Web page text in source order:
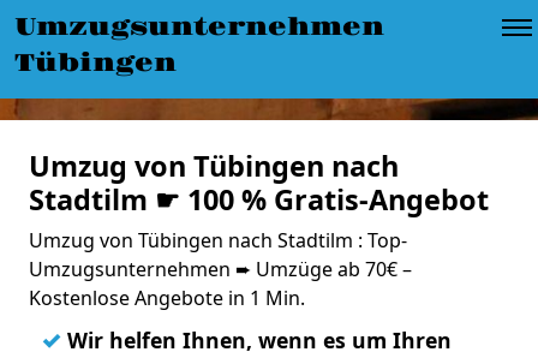
Umzugsunternehmen
Tübingen
Umzug von Tübingen nach
Stadtilm ☛ 100 % Gratis-Angebot
Umzug von Tübingen nach Stadtilm : Top-
Umzugsunternehmen ➨ Umzüge ab 70€ –
Kostenlose Angebote in 1 Min.
✓ Wir helfen Ihnen, wenn es um Ihren